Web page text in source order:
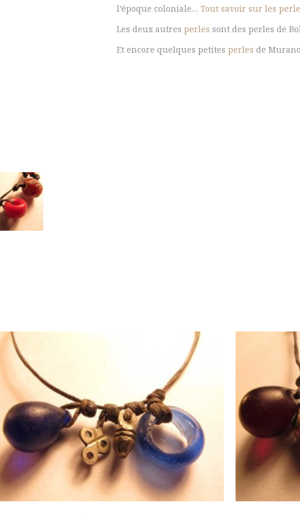
l’époque coloniale… Tout savoir sur les
Les deux autres perles sont des perles de
Et encore quelques petites perles de
AJOUTER AU PANIER